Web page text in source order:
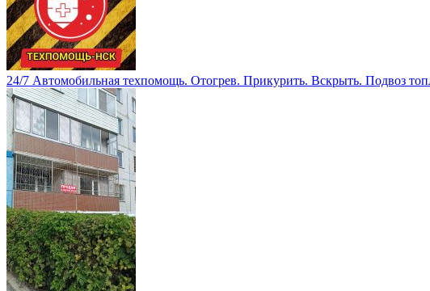
24/7 Автомобильная техпомощь. Отогрев. Прикурить. Вскрыть. Подвоз